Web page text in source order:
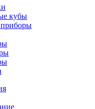
кубы